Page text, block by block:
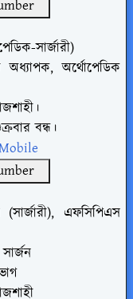
সার্জারী)
অর্থোপেডিক
বন্ধ।
এফসিপিএস